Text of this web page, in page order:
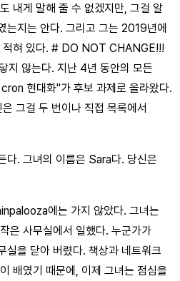
내게 말해 줄 수 없겠지만, 그걸 알
는지는 안다. 그리고 그는 2019년에
적혀 있다. # DO NOT CHANGE!!!
지 않는다. 지난 4년 동안의 모든
현대화"가 후보 과제로 올라왔다.
그걸 두 번이나 직접 목록에서
다. 그녀의 이름은 Sara다. 당신은
에는 가지 않았다. 그녀는
은 사무실에서 일했다. 누군가가
실을 닫아 버렸다. 책상과 네트워크
배였기 때문에, 이제 그녀는 점심을